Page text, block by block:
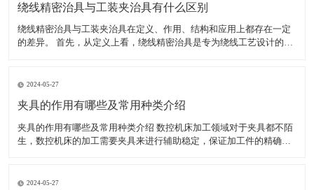
绕线精密治具与工装夹治具有什么区别
绕线精密治具与工装夹治具在定义、作用、结构和应用上都存在一定
的差异。 首先，从定义上看，绕线精密治具是专为绕线工艺设计的工
过程中所用的各种工具的总称，包括刀具、夹具、模具、量具
2024-05-27
夹具的作用有哪些及常用种类介绍
夹具的作用有哪些及常用种类介绍 数控机床加工领域对于夹具都不陌
生，数控机床的加工需要夹具来进行辅助稳定，保证加工件的精确
以及常用的夹具有哪些。 一、夹具的作用有哪些 1、能稳定
2024-05-27